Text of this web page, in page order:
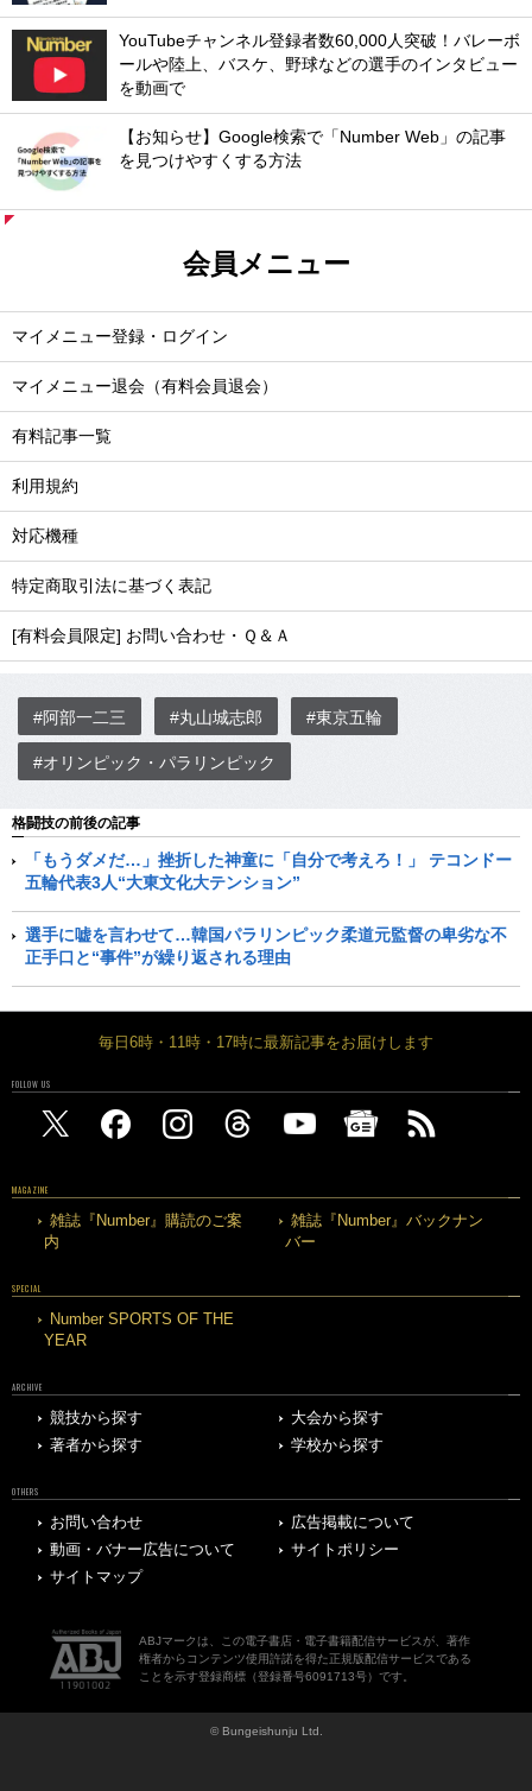
YouTubeチャンネル登録者数60,000人突破！バレーボ
ールや陸上、バスケ、野球などの選手のインタビュー
を動画で
【お知らせ】Google検索で「Number Web」の記事
を見つけやすくする方法
会員メニュー
マイメニュー登録・ログイン
マイメニュー退会（有料会員退会）
有料記事一覧
利用規約
対応機種
特定商取引法に基づく表記
[有料会員限定] お問い合わせ・Ｑ＆Ａ
#阿部一二三 #丸山城志郎 #東京五輪
#オリンピック・パラリンピック
格闘技の前後の記事
「もうダメだ…」挫折した神童に「自分で考えろ！」 テコンドー
五輪代表3人“大東文化大テンション”
選手に嘘を言わせて…韓国パラリンピック柔道元監督の卑劣な不
正手口と“事件”が繰り返される理由
毎日6時・11時・17時に最新記事をお届けします
FOLLOW US
MAGAZINE
雑誌『Number』購読のご案
内
雑誌『Number』バックナン
バー
SPECIAL
Number SPORTS OF THE
YEAR
ARCHIVE
競技から探す
大会から探す
著者から探す
学校から探す
OTHERS
お問い合わせ
広告掲載について
動画・バナー広告について
サイトポリシー
サイトマップ
ABJマークは、この電子書店・電子書籍配信サービスが、著作
権者からコンテンツ使用許諾を得た正規版配信サービスである
ことを示す登録商標（登録番号6091713号）です。
© Bungeishunju Ltd.